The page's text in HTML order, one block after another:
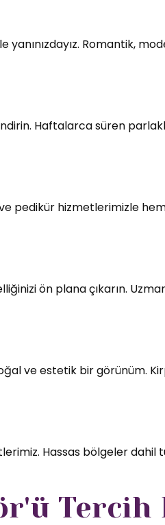
yanınızdayız. Romantik,
Haftalarca süren
pedikür hizmetlerimizle
ön plana çıkarın.
ve estetik bir görünüm.
Hassas bölgeler